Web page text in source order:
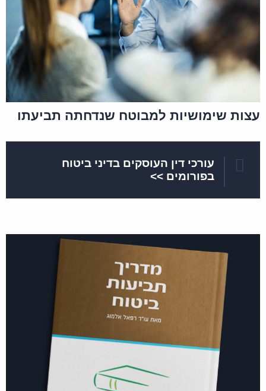
עצות שימושיות למבוטח שנדחתה תביעתו
עורכי דין העוסקים בדיני ביטוח
בפורומים >>